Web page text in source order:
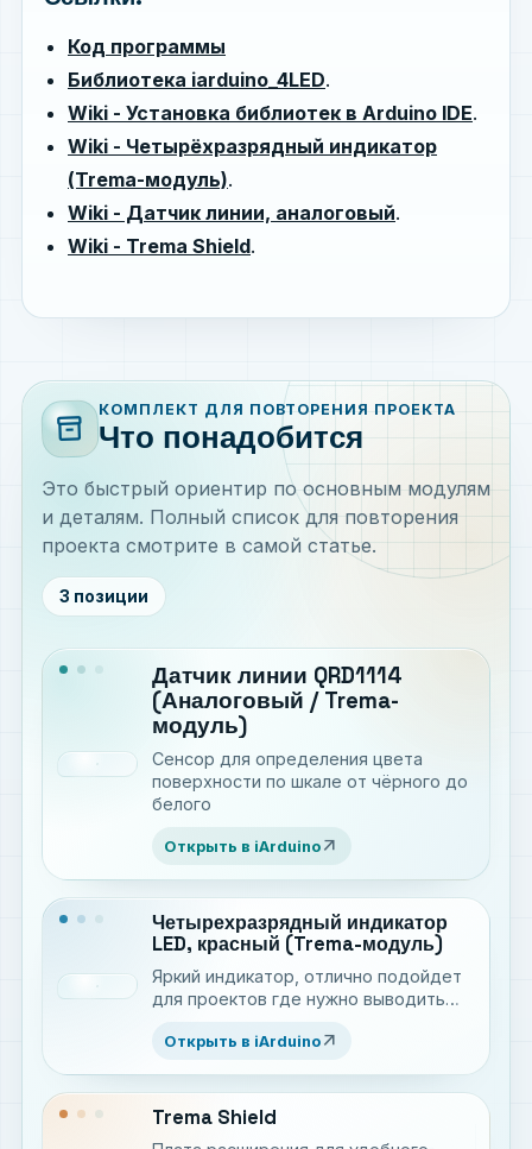
Код программы
Библиотека iarduino_4LED.
Wiki - Установка библиотек в Arduino IDE.
Wiki - Четырёхразрядный индикатор
(Trema-модуль).
Wiki - Датчик линии, аналоговый.
Wiki - Trema Shield.
inventory_2
КОМПЛЕКТ ДЛЯ ПОВТОРЕНИЯ ПРОЕКТА
Что понадобится
Это быстрый ориентир по основным модулям
и деталям. Полный список для повторения
проекта смотрите в самой статье.
3 позиции
Датчик линии QRD1114
(Аналоговый / Trema-
модуль)
Сенсор для определения цвета
поверхности по шкале от чёрного до
белого
Открыть в iArduino arrow_outward
Четырехразрядный индикатор
LED, красный (Trema-модуль)
Яркий индикатор, отлично подойдет
для проектов где нужно выводить
программную регулировку яркости
Открыть в iArduino arrow_outward
Trema Shield